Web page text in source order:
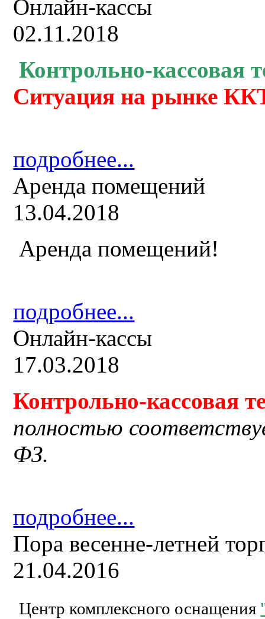
Онлайн-кассы
02.11.2018
Контрольно-кассовая
Ситуация на рынке
подробнее...
Аренда помещений
13.04.2018
Аренда помещений!
подробнее...
Онлайн-кассы
17.03.2018
Контрольно-кассовая
полностью
ФЗ.
подробнее...
Пора весенне-летней
21.04.2016
Центр комплексного оснащения